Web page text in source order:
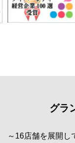
グラ
～16店舗を展開し